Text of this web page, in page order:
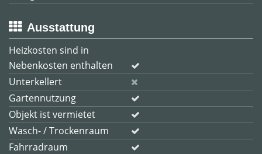
Ausstattung
Heizkosten sind in
Nebenkosten enthalten
Unterkellert
Gartennutzung
Objekt ist vermietet
Wasch- / Trockenraum
Fahrradraum